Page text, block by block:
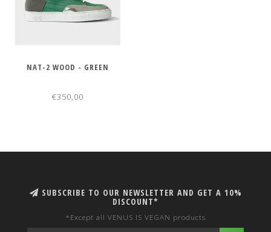
NAT-2 WOOD - GREEN
€350,00
SUBSCRIBE TO OUR NEWSLETTER AND GET A 10%
DISCOUNT*
*Except all VENUS IS VEGAN products